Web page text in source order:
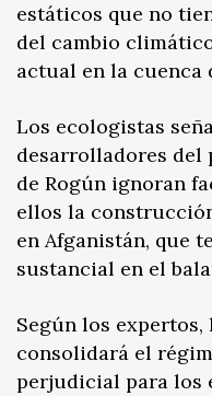
estáticos que no
del cambio
actual en la cuenca
Los ecologistas
desarrolladores del
de Rogún ignoran
ellos la
en Afganistán, que
sustancial en el
Según los
consolidará el
perjudicial para los